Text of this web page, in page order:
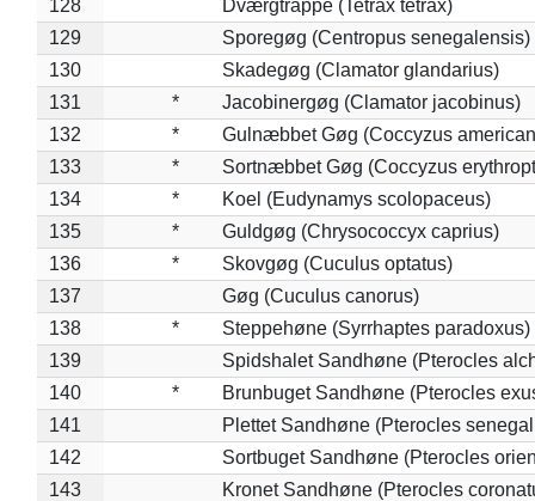
128
Dværgtrappe (Tetrax tetrax)
129
Sporegøg (Centropus senegalensis)
130
Skadegøg (Clamator glandarius)
131
*
Jacobinergøg (Clamator jacobinus)
132
*
Gulnæbbet Gøg (Coccyzus
133
*
Sortnæbbet Gøg (Coccyzus
134
*
Koel (Eudynamys scolopaceus)
135
*
Guldgøg (Chrysococcyx caprius)
136
*
Skovgøg (Cuculus optatus)
137
Gøg (Cuculus canorus)
138
*
Steppehøne (Syrrhaptes paradoxus)
139
Spidshalet Sandhøne (Pterocles
140
*
Brunbuget Sandhøne (Pterocles
141
Plettet Sandhøne (Pterocles
142
Sortbuget Sandhøne (Pterocles
143
Kronet Sandhøne (Pterocles